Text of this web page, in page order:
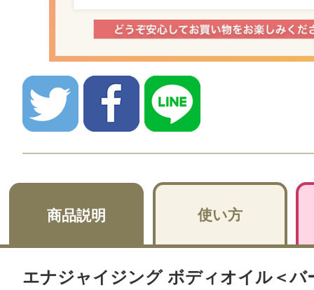
商品説明 使い方
エナジャイジング ボディオイル＜バ